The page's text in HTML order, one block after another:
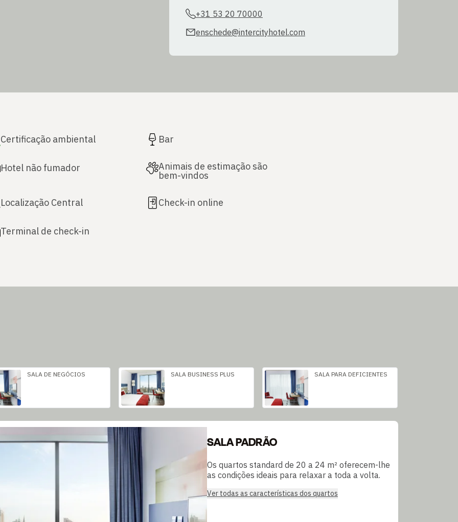
+31 53 20 70000
enschede@intercityhotel.com
Certificação ambiental Bar
Hotel não fumador Animais de estimação são
bem-vindos
Localização Central Check-in online
Terminal de check-in
SALA DE NEGÓCIOS SALA BUSINESS PLUS SALA PARA DEFICIENTES
SALA PADRÃO
Os quartos standard de 20 a 24 m² oferecem-lhe
as condições ideais para relaxar a toda a volta.
Ver todas as características dos quartos